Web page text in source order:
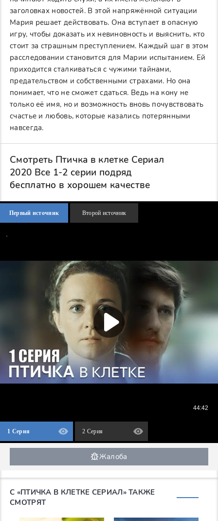
заголовках новостей. В этой напряжённой ситуации
Мария решает действовать. Она вступает в опасную
игру, чтобы доказать их невиновность и выяснить, кто
стоит за страшным преступлением. Каждый шаг в этом
расследовании становится для Марии испытанием. Ей
приходится сталкиваться с чужими тайнами,
предательством и собственными страхами. Но она
понимает, что не сможет сдаться. Ведь на кону не
только её имя, но и возможность вновь почувствовать
счастье и любовь, которые казались потерянными
навсегда.
Смотреть Птичка в клетке Сериал
2020 Все 1-2 серии подряд
бесплатно в хорошем качестве
Первый источник Второй источник
1 Серия 2 Серия
Жалоба
С «ПТИЧКА В КЛЕТКЕ СЕРИАЛ» ТАКЖЕ
СМОТРЯТ